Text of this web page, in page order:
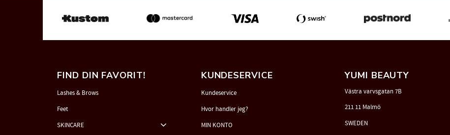
FIND DIN FAVORIT!
Lashes & Brows
Feet
SKINCARE
KUNDESERVICE
Kundeservice
Hvor handler jeg?
MIN KONTO
YUMI BEAUTY
Västra varvsgatan 7B
211 11 Malmö
SWEDEN